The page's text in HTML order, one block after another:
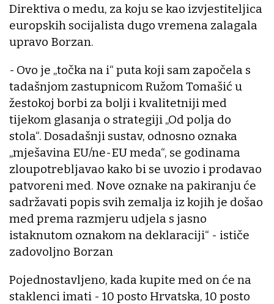
Direktiva o medu, za koju se kao izvjestiteljica
europskih socijalista dugo vremena zalagala
upravo Borzan.
- Ovo je „točka na i“ puta koji sam započela s
tadašnjom zastupnicom Ružom Tomašić u
žestokoj borbi za bolji i kvalitetniji med
tijekom glasanja o strategiji „Od polja do
stola“. Dosadašnji sustav, odnosno oznaka
„mješavina EU/ne-EU meda“, se godinama
zloupotrebljavao kako bi se uvozio i prodavao
patvoreni med. Nove oznake na pakiranju će
sadržavati popis svih zemalja iz kojih je došao
med prema razmjeru udjela s jasno
istaknutom oznakom na deklaraciji“ - ističe
zadovoljno Borzan
Pojednostavljeno, kada kupite med on će na
staklenci imati - 10 posto Hrvatska, 10 posto